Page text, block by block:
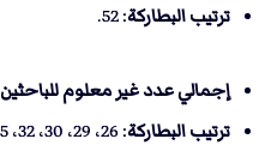
ترتيب البطاركة: 52.
إجمالي عدد غير معلوم للباحثين
ترتيب البطاركة